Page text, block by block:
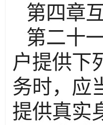
第四章
第二十
户提供下
务时，应
提供真实